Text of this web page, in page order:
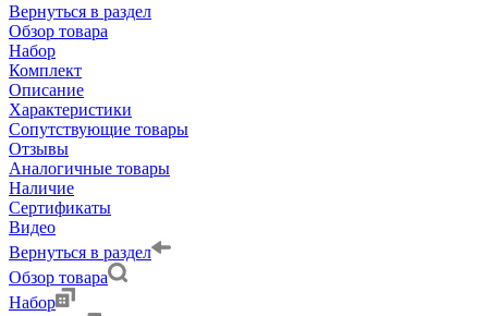
Вернуться в раздел
Обзор товара
Набор
Комплект
Описание
Характеристики
Сопутствующие товары
Отзывы
Аналогичные товары
Наличие
Сертификаты
Видео
Вернуться в раздел
Обзор товара
Набор